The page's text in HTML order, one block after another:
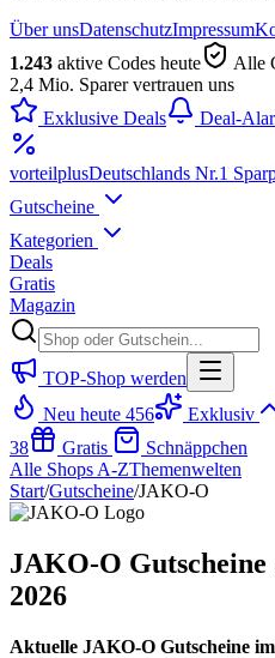
Über unsDatenschutzImpressum
1.243 aktive Codes heute
Alle
2,4 Mio. Sparer vertrauen uns
Exklusive Deals
Deal-
vorteilplusDeutschlands Nr.1
Gutscheine
Kategorien
Deals
Gratis
Magazin
TOP-Shop werden
Neu heute 456 Exklusiv
38
Gratis
Schnäppchen
Alle Shops A-ZThemenwelten
Start/Gutscheine/JAKO-O
JAKO-O
2026
Aktuelle JAKO-O Gutscheine